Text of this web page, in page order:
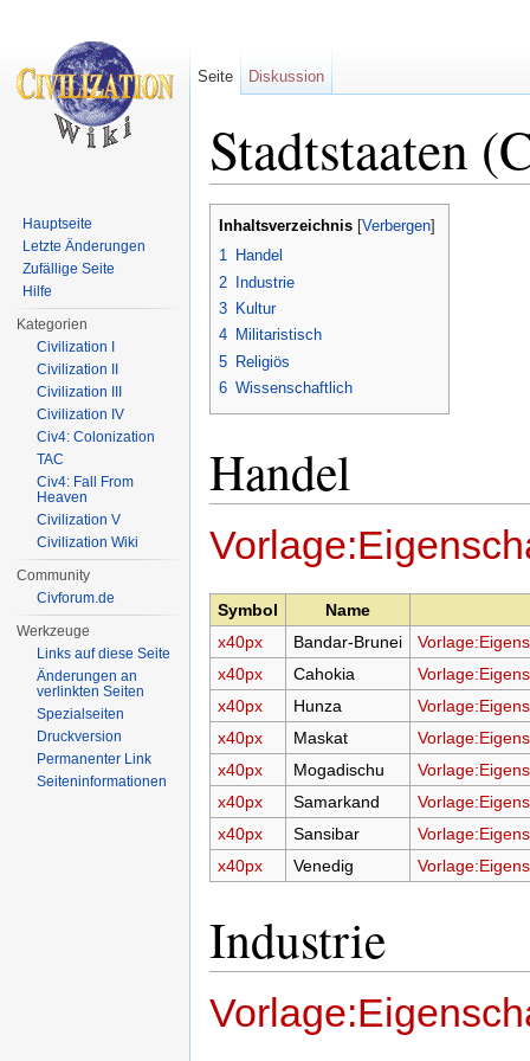
Stadtstaaten
Inhaltsverzeichnis Verbergen
1 Handel
2
Industrie
3 Kultur
4 Militaristisch
5 Religiös
6 Wissenschaftlich
Handel
Symbol
Name
x40px
Bandar-Brunei
x40px
Cahokia
x40px
Hunza
x40px
Maskat
x40px
Mogadischu
x40px
Samarkand
x40px
Sansibar
x40px
Venedig
Industrie
Seite Diskussion
Hauptseite
Letzte Änderungen
Zufällige Seite
Hilfe
Kategorien
Civilization I
Civilization II
Civilization III
Civilization IV
Civ4: Colonization
TAC
Civ4: Fall From
Heaven
Civilization V
Civilization Wiki
Community
Civforum.de
Werkzeuge
Links auf diese Seite
Änderungen an
verlinkten Seiten
Spezialseiten
Druckversion
Permanenter Link
Seiten­informationen